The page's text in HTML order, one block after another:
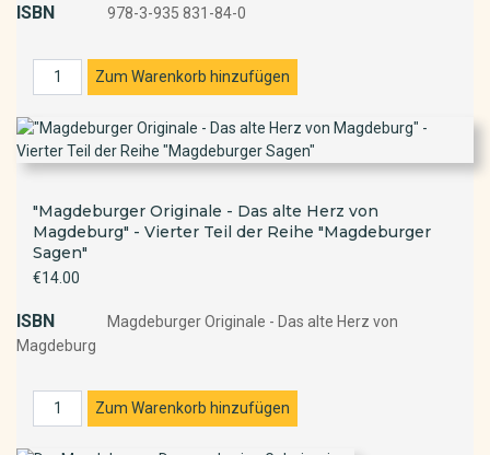
ISBN 978-3-935 831-84-0
"Magdeburger Originale - Das alte Herz von
Magdeburg" - Vierter Teil der Reihe "Magdeburger
Sagen"
€14.00
ISBN
Magdeburger Originale - Das alte Herz von
Magdeburg